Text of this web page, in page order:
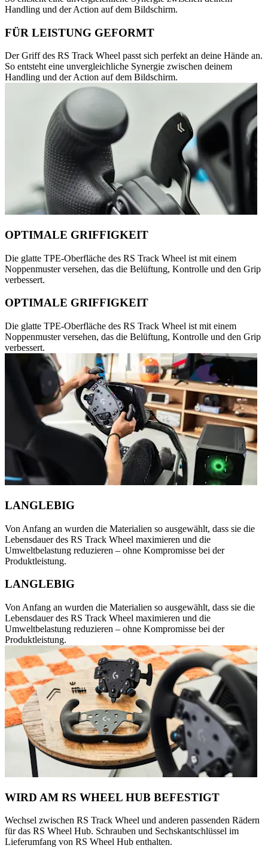
Handling und der Action auf dem Bildschirm.
FÜR LEISTUNG GEFORMT
Der Griff des RS Track Wheel passt sich perfekt an deine Hände an.
So entsteht eine unvergleichliche Synergie zwischen deinem
Handling und der Action auf dem Bildschirm.
OPTIMALE GRIFFIGKEIT
Die glatte TPE-Oberfläche des RS Track Wheel ist mit einem
Noppenmuster versehen, das die Belüftung, Kontrolle und den Grip
verbessert.
OPTIMALE GRIFFIGKEIT
Die glatte TPE-Oberfläche des RS Track Wheel ist mit einem
Noppenmuster versehen, das die Belüftung, Kontrolle und den Grip
verbessert.
LANGLEBIG
Von Anfang an wurden die Materialien so ausgewählt, dass sie die
Lebensdauer des RS Track Wheel maximieren und die
Umweltbelastung reduzieren – ohne Kompromisse bei der
Produktleistung.
LANGLEBIG
Von Anfang an wurden die Materialien so ausgewählt, dass sie die
Lebensdauer des RS Track Wheel maximieren und die
Umweltbelastung reduzieren – ohne Kompromisse bei der
Produktleistung.
WIRD AM RS WHEEL HUB BEFESTIGT
Wechsel zwischen RS Track Wheel und anderen passenden Rädern
für das RS Wheel Hub. Schrauben und Sechskantschlüssel im
Lieferumfang von RS Wheel Hub enthalten.